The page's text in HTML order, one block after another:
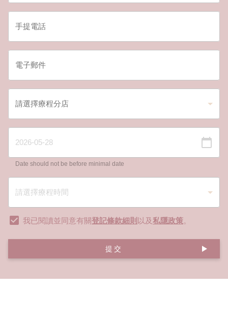
Date should not be before minimal date
我已閱讀並同意有關登記條款細則 以及私隱政策。
提交